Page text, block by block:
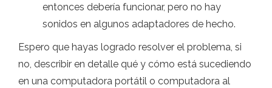
entonces debería funcionar, pero no hay
sonidos en algunos adaptadores de hecho.
Espero que hayas logrado resolver el problema, si
no, describir en detalle qué y cómo está sucediendo
en una computadora portátil o computadora al